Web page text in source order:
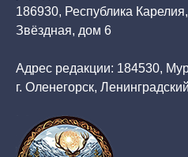
186930, Республика
Звёздная, дом 6
Адрес редакции: 184530,
г. Оленегорск,